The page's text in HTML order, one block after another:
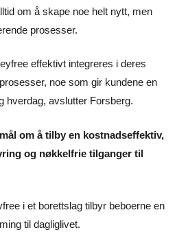
om å skape noe helt nytt, men
prosesser.
effektivt integreres i deres
noe som gir kundene en
hverdag, avslutter Forsberg.
om å tilby en kostnadseffektiv,
og nøkkelfrie tilganger til
i et borettslag tilbyr beboerne en
til dagliglivet.